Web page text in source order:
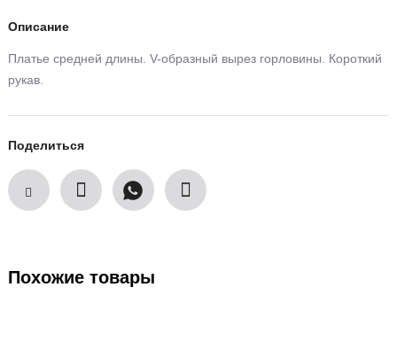
Описание
Платье средней длины. V-образный вырез горловины. Короткий
рукав.
Поделиться
Похожие товары